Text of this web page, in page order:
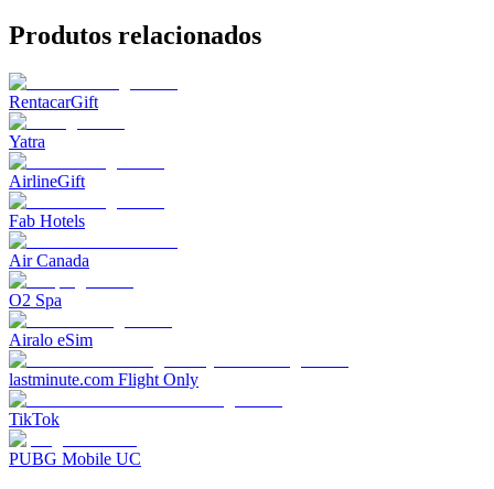
Produtos relacionados
RentacarGift
Yatra
AirlineGift
Fab Hotels
Air Canada
O2 Spa
Airalo eSim
lastminute.com Flight Only
TikTok
PUBG Mobile UC